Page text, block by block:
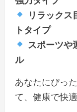
リラックス
トタイプ
スポーツや
ル
あなたにぴっ
て、健康で快